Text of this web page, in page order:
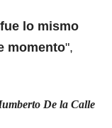
lo mismo
momento",
De la Calle